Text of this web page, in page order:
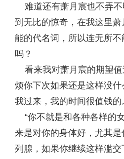
难道还有萧月宸也不弄不
到无比的惊奇，在我这里
能的代名词，所以连无所
吗？
看来我对萧月宸的期望值
烦你下次如果还是这样没什
我过来，我的时间很值钱的
“你不就是和各种各样的
来是对你的身体好，尤其
列腺，如果你继续这样滥